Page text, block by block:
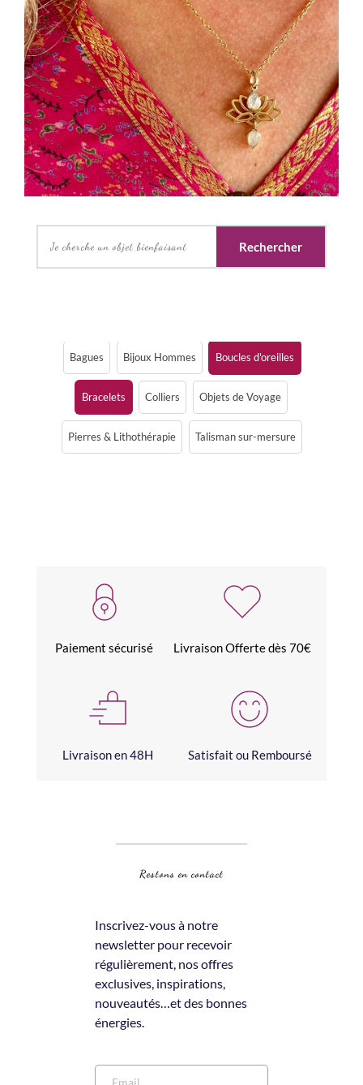
Rechercher
Bagues Bijoux Hommes Boucles d'oreilles
Bracelets Colliers Objets de Voyage
Pierres & Lithothérapie Talisman sur-mersure
Paiement sécurisé Livraison Offerte dès 70€
Livraison en 48H Satisfait ou Remboursé
Restons en contact
Inscrivez-vous à notre
newsletter pour recevoir
régulièrement, nos offres
exclusives, inspirations,
nouveautés…et des bonnes
énergies.